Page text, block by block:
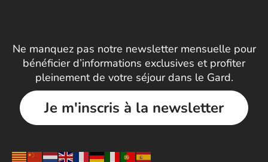
Ne manquez pas notre newsletter mensuelle pour
bénéficier d’informations exclusives et profiter
pleinement de votre séjour dans le Gard.
Je m'inscris à la newsletter